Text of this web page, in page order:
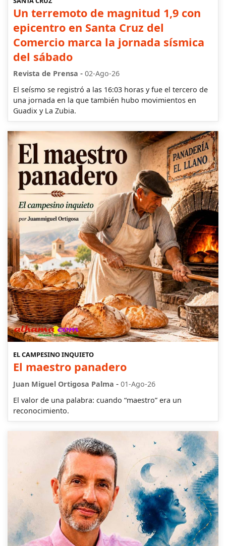
Un terremoto de magnitud 1,9 con
epicentro en Santa Cruz del
Comercio marca la jornada sísmica
del sábado
Revista de Prensa - 02-Ago-26
El seísmo se registró a las 16:03 horas y fue el tercero de
una jornada en la que también hubo movimientos en
Guadix y La Zubia.
EL CAMPESINO INQUIETO
El maestro panadero
Juan Miguel Ortigosa Palma - 01-Ago-26
El valor de una palabra: cuando “maestro” era un
reconocimiento.